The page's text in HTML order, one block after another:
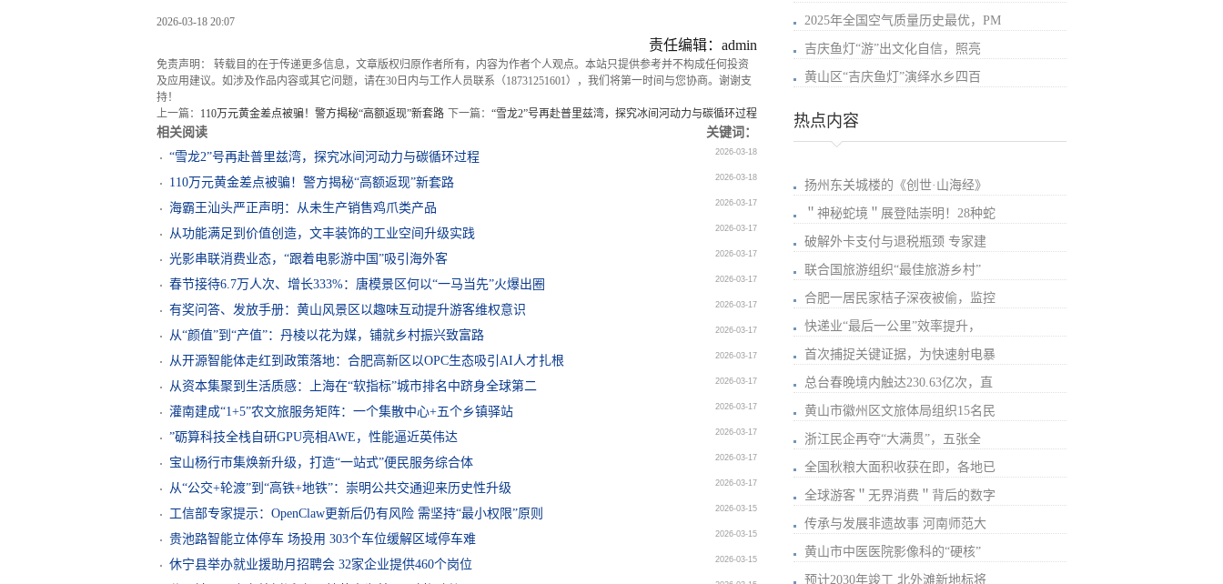
2026-03-18 20:07
责任编辑：admin
免责声明： 转载目的在于传递更多信息，文章版权归原作者所有，内容为作者个人观点。本站只提供参考并不构成任何投资
及应用建议。如涉及作品内容或其它问题，请在30日内与工作人员联系（18731251601），我们将第一时间与您协商。谢谢支
持！
上一篇： 110万元黄金差点被骗！警方揭秘“高额返现”新套路 下一篇： “雪龙2”号再赴普里兹湾，探究冰间河动力与碳循环过程
相关阅读
关键词：
“雪龙2”号再赴普里兹湾，探究冰间河动力与碳循环过程
2026-03-18
110万元黄金差点被骗！警方揭秘“高额返现”新套路 2026-03-18
海霸王汕头严正声明：从未生产销售鸡爪类产品 2026-03-17
从功能满足到价值创造，文丰装饰的工业空间升级实践 2026-03-17
光影串联消费业态，“跟着电影游中国”吸引海外客 2026-03-17
春节接待6.7万人次、增长333%：唐模景区何以“一马当先”火爆出圈 2026-03-17
有奖问答、发放手册：黄山风景区以趣味互动提升游客维权意识 2026-03-17
从“颜值”到“产值”：丹棱以花为媒，铺就乡村振兴致富路 2026-03-17
从开源智能体走红到政策落地：合肥高新区以OPC生态吸引AI人才扎根 2026-03-17
从资本集聚到生活质感：上海在“软指标”城市排名中跻身全球第二 2026-03-17
灌南建成“1+5”农文旅服务矩阵：一个集散中心+五个乡镇驿站 2026-03-17
”砺算科技全栈自研GPU亮相AWE，性能逼近英伟达 2026-03-17
宝山杨行市集焕新升级，打造“一站式”便民服务综合体 2026-03-17
从“公交+轮渡”到“高铁+地铁”：崇明公共交通迎来历史性升级 2026-03-17
工信部专家提示：OpenClaw更新后仍有风险 需坚持“最小权限”原则 2026-03-15
贵池路智能立体停车 场投用 303个车位缓解区域停车难 2026-03-15
休宁县举办就业援助月招聘会 32家企业提供460个岗位 2026-03-15
2025年全国空气质量历史最优，PM
吉庆鱼灯“游”出文化自信，照亮
黄山区“吉庆鱼灯”演绎水乡四百
热点内容
扬州东关城楼的《创世·山海经》
＂神秘蛇境＂展登陆崇明！28种蛇
破解外卡支付与退税瓶颈 专家建
联合国旅游组织“最佳旅游乡村”
合肥一居民家桔子深夜被偷，监控
快递业“最后一公里”效率提升，
首次捕捉关键证据，为快速射电暴
总台春晚境内触达230.63亿次，直
黄山市徽州区文旅体局组织15名民
浙江民企再夺“大满贯”，五张全
全国秋粮大面积收获在即，各地已
全球游客＂无界消费＂背后的数字
传承与发展非遗故事 河南师范大
黄山市中医医院影像科的“硬核”
预计2030年竣工 北外滩新地标将